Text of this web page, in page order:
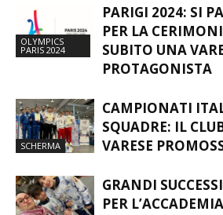
OLYMPICS
PARIS 2024
PARIGI 2024: SI
PER LA
SUBITO UNA
PROTAGONISTA
SCHERMA
CAMPIONATI
SQUADRE: IL
VARESE
GRANDI
PER